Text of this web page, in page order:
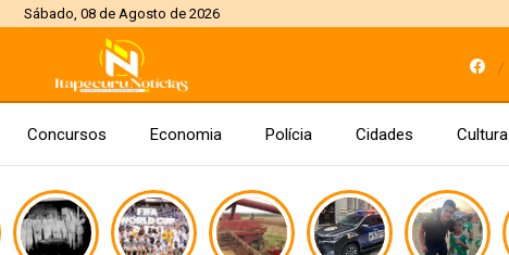
Sábado, 08 de Agosto de 2026
Concursos Economia Polícia Cidades Cultura